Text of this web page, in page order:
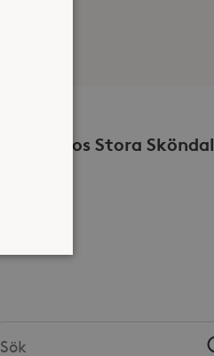
hos Stora Sköndal